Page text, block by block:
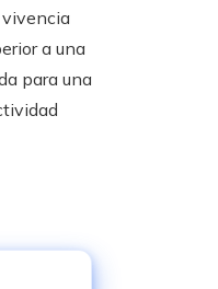
a una
para una